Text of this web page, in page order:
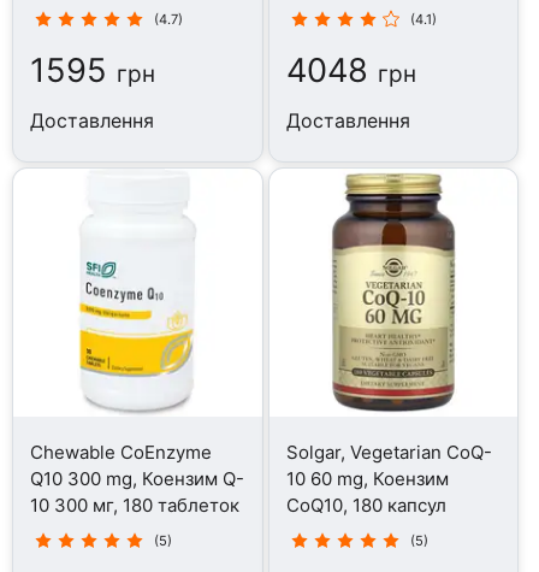
(4.7)
1595 грн
Доставлення
(4.1)
4048 грн
Доставлення
Chewable CoEnzyme
Q10 300 mg, Коензим Q-
10 300 мг, 180 таблеток
(5)
Solgar, Vegetarian CoQ-
10 60 mg, Коензим
CoQ10, 180 капсул
(5)